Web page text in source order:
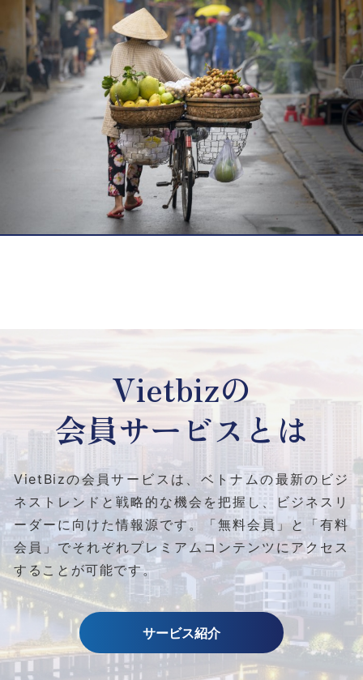
Vietbizの
会員サービスとは
VietBizの会員サービスは、ベトナムの最新のビジ
ネストレンドと戦略的な機会を把握し、ビジネスリ
ーダーに向けた情報源です。
「無料会員」と「有料
会員」でそれぞれプレミアムコンテンツにアクセス
することが可能です。
サービス紹介